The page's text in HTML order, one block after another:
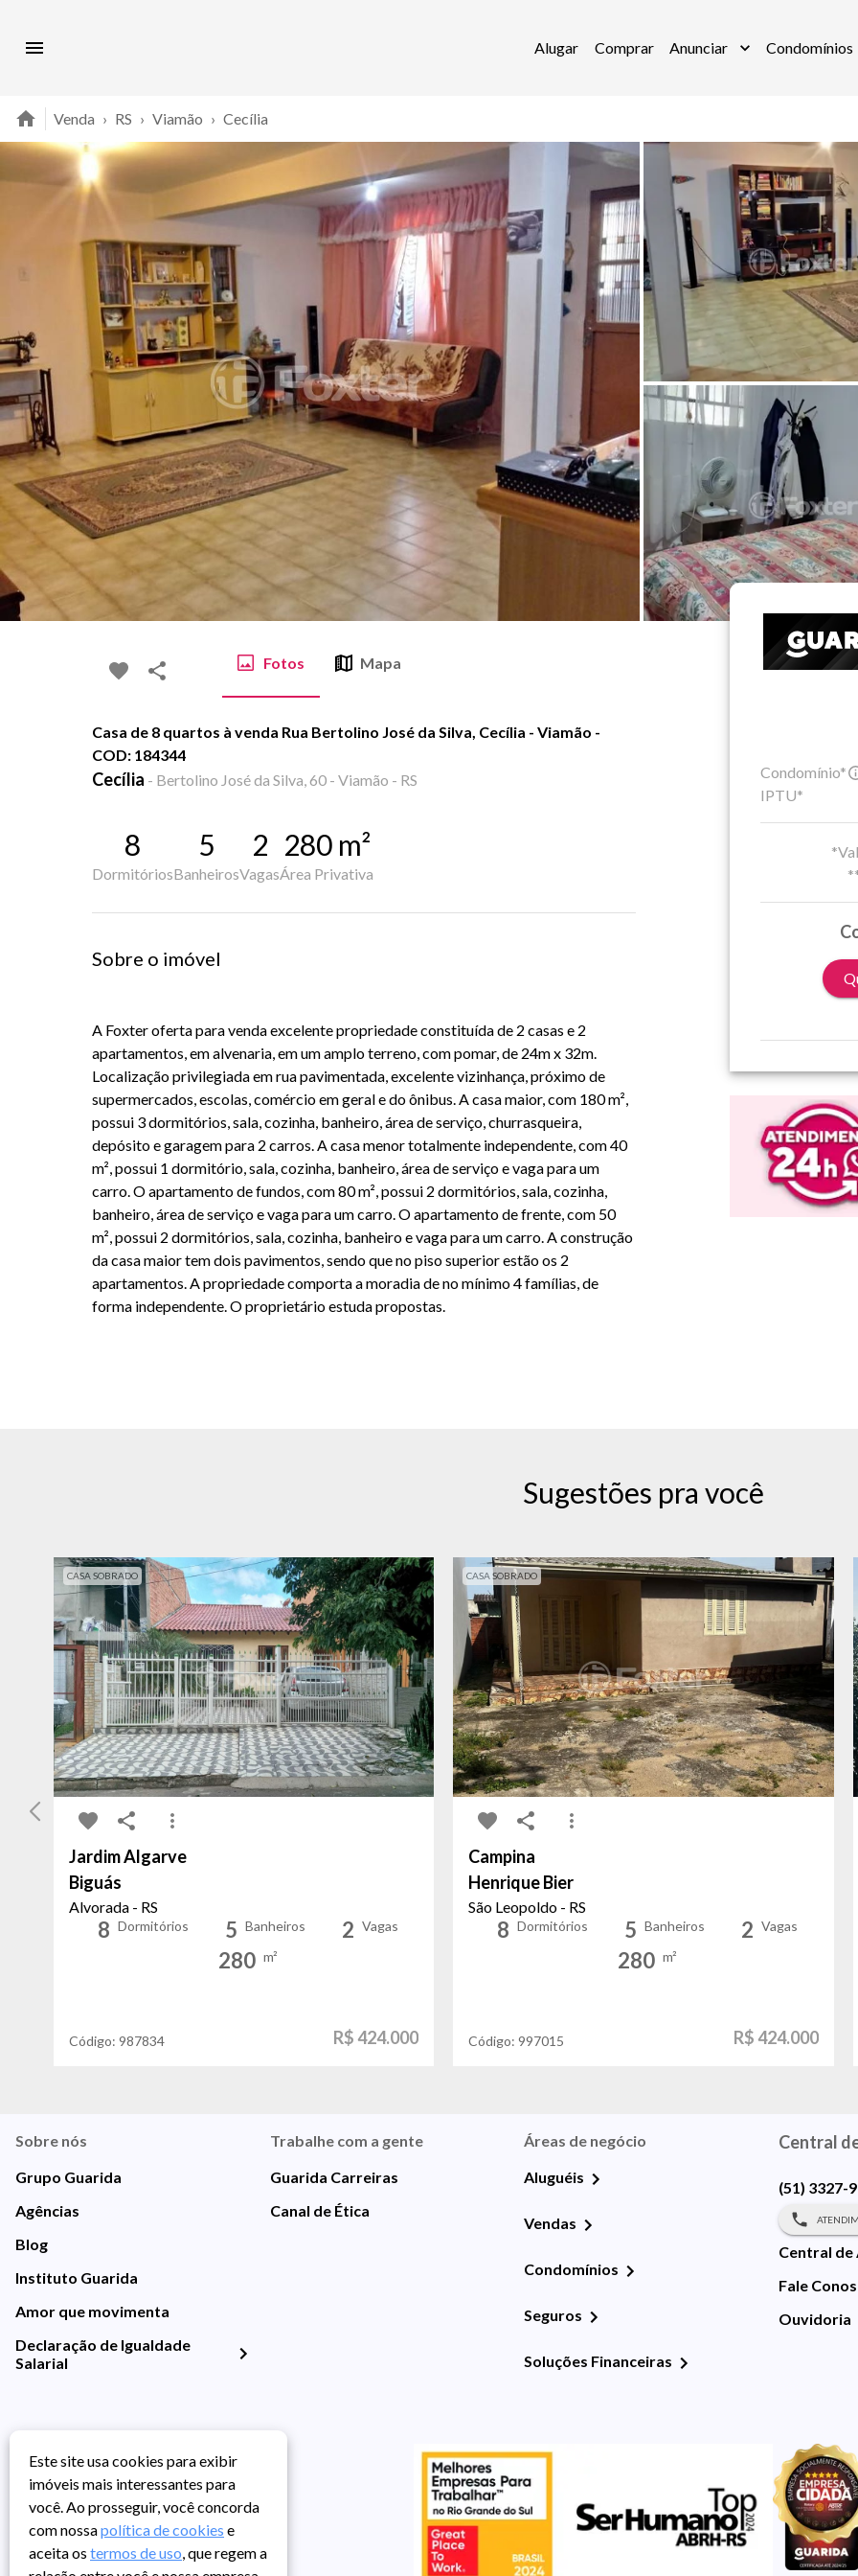
Alugar Comprar Anunciar Condomínios
Venda › RS › Viamão › Cecília
Fotos Mapa
Casa de 8 quartos à venda Rua Bertolino José da Silva, Cecília - Viamão -
COD: 184344
Cecília - Bertolino José da Silva, 60 - Viamão - RS
8
Dormitórios
5
Banheiros
2
Vagas
280 m²
Área Privativa
Sobre o imóvel
A Foxter oferta para venda excelente propriedade constituída de 2 casas e 2
apartamentos, em alvenaria, em um amplo terreno, com pomar, de 24m x 32m.
Localização privilegiada em rua pavimentada, excelente vizinhança, próximo de
supermercados, escolas, comércio em geral e do ônibus. A casa maior, com 180 m²,
possui 3 dormitórios, sala, cozinha, banheiro, área de serviço, churrasqueira,
depósito e garagem para 2 carros. A casa menor totalmente independente, com 40
m², possui 1 dormitório, sala, cozinha, banheiro, área de serviço e vaga para um
carro. O apartamento de fundos, com 80 m², possui 2 dormitórios, sala, cozinha,
banheiro, área de serviço e vaga para um carro. O apartamento de frente, com 50
m², possui 2 dormitórios, sala, cozinha, banheiro e vaga para um carro. A construção
da casa maior tem dois pavimentos, sendo que no piso superior estão os 2
apartamentos. A propriedade comporta a moradia de no mínimo 4 famílias, de
forma independente. O proprietário estuda propostas.
Condomínio*
IPTU*
Sugestões pra você
CASA SOBRADO
Jardim Algarve
Biguás
Alvorada - RS
8 Dormitórios 5 Banheiros 2 Vagas
280 m²
Código: 987834 R$ 424.000
CASA SOBRADO
Campina
Henrique Bier
São Leopoldo - RS
8 Dormitórios 5 Banheiros 2 Vagas
280 m²
Código:997015 R$ 424.000
Sobre nós
Grupo Guarida
Agências
Blog
Instituto Guarida
Amor que movimenta
Declaração de Igualdade
Salarial
Trabalhe com a gente
Guarida Carreiras
Canal de Ética
Áreas de negócio
Aluguéis
Vendas
Condomínios
Seguros
Soluções Financeiras
Central
(51) 3327-
Central de
Fale
Ouvidoria
Este site usa cookies para exibir
imóveis mais interessantes para
você. Ao prosseguir, você concorda
com nossapolítica de cookies e
aceita os termos de uso, que regem a